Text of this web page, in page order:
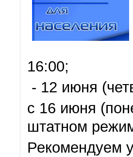
16:00;
- 12 июня
с 16 июня
штатном
Рекомендуем